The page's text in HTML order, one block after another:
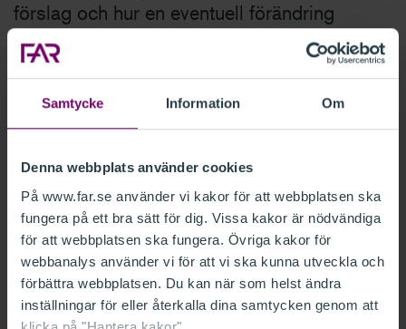
Samtycke Information Om
Denna webbplats använder cookies
På www.far.se använder vi kakor för att webbplatsen ska
fungera på ett bra sätt för dig. Vissa kakor är nödvändiga
för att webbplatsen ska fungera. Övriga kakor för
webbanalys använder vi för att vi ska kunna utveckla och
förbättra webbplatsen. Du kan när som helst ändra
inställningar för eller återkalla dina samtycken genom att
förslag och hur en eventuell förändring
påverkar revisionsbranschen och FAR:s
medlemmar.
Hösten 2023 tillsatte regeringen en utredning om
mindre myndigheters uppgifter och organisering. Syftet
var att skapa bättre förutsättningar för en effektiv och
ändamålsenlig statsförvaltning. Nu har utredaren
lämnat över sitt betänkande till regeringen.
Samtliga RI:s uppgifter föreslås flytta
till Finansinspektionen